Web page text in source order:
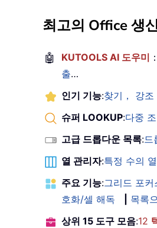
최고의 Office 생
🤖 KUTOOLS AI 도우미
출…
인기 기능:찾기， 강
슈퍼 LOOKUP:다중
고급 드롭다운 목록:드
열 관리자:특정 수의
주요 기능:그리드 포커
호화/셀 해독
목록
상위 15 도구 모음:12